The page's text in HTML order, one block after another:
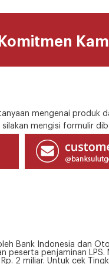
mengenai produk
mengisi formulir
Bank Indonesia dan
peserta penjaminan LPS.
2 miliar. Untuk cek